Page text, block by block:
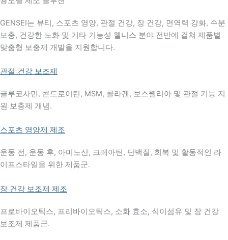
GENSEI는 뷰티, 스포츠 영양, 관절 건강, 장 건강, 면역력 강화, 수분
보충, 건강한 노화 및 기타 기능성 웰니스 분야 전반에 걸쳐 제품별
맞춤형 보충제 개발을 지원합니다.
관절 건강 보조제
글루코사민, 콘드로이틴, MSM, 콜라겐, 보스웰리아 및 관절 기능 지
원 보충제 개념.
스포츠 영양제 제조
운동 전, 운동 후, 아미노산, 크레아틴, 단백질, 회복 및 활동적인 라
이프스타일을 위한 제품군.
장 건강 보조제 제조
프로바이오틱스, 프리바이오틱스, 소화 효소, 식이섬유 및 장 건강
보조제 제품군.